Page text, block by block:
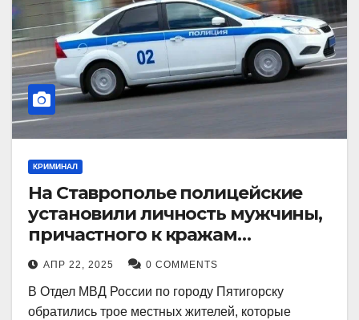
КРИМИНАЛ
На Ставрополье полицейские
установили личность мужчины,
причастного к кражам
имущества из квартир в
Пятигорске
АПР 22, 2025 0 COMMENTS
В Отдел МВД России по городу Пятигорску
обратились трое местных жителей, которые